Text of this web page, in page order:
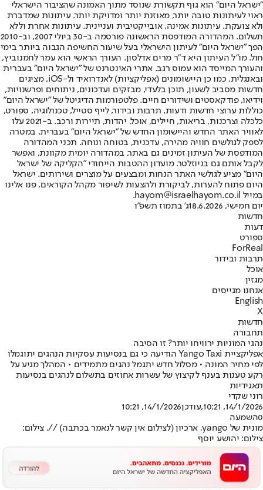
"ישראל היום" הוא גוף תקשורת שנוסד מתוך האמונה שהציבור הישראלי
ראוי לעיתונות טובה יותר, מאוזנת יותר ומדויקת יותר. עיתונות שמדברת
ולא צועקת. עיתונות אמינה, אובייקטיבית ועניינית. עיתונות אחרת וללא
תשלום. המהדורה המודפסת הראשונה פורסמה ב-30 ביולי 2007, וב-2010
הפך "ישראל היום" לעיתון הישראלי בעל שיעור החשיפה הגבוה ביותר בימי
חול. מו"ל העיתון היא ד"ר מרים אדלסון. העורך הראשי הוא עמר לחמנוביץ,
והעורך המייסד הוא עמוס רגב. אתרי האינטרנט של "ישראל היום" בעברית
ובאנגלית, כמו כן היישומונים (אפליקציות) לאנדרואיד ול-iOS, מציגים
חדשות מסביב לשעון, תוכן בלעדי, מבזקים ועדכונים, ניתוחים ופרשנויות,
וידיאו, פודקאסטים ושידורים חיים. פלטפורמות הדיגיטל של "ישראל היום"
כוללות ערוצי חדשות ודעות, תרבות ובידור, לייף סטייל, טכנולוגיה, ספורט,
כלכלה וצרכנות, בריאות, חיילים, אוכל, יהדות, תיירות ורכב. ב-2021 עלו
לאוויר האתר החדש והיישומון החדש של "ישראל היום" בעברית, במטרה
לספק לגולשים חוויה מהירה, עדכנית, בטוחה ונוחה. תכני המהדורה
המודפסת של העיתון זמינים גם באתר, במהדורה יומית מקוונת, ואפשר
לקבל אותם גם בניוזלטר. מועדון ההטבות הייחודי "הקליקה של ישראל
היום" מציע לגולשי האתר הנחות ומבצעים על מוצרים ושירותים. ישראל
היום פתוח להערות, לביקורת ולהצעות לשיפור מקהל הקוראים. פנו אלינו
במייל hayom@israelhayom.co.il.
יום חמישי, 18.6.2026
ג' בתמוז תשפ"ו
חדשות
דעות
ספורט
ForReal
תרבות ובידור
אוכל
מגזין
אנחנו מגייסים
English
X
חדשות
תחבורה
נהגי המוניות ירוויחו יותר? זו הסיבה
אפליקציית Yango Taxi הודיעה כי גם בנסיעות עסקיות הנהגים יתוגמלו
לפי מחיר המונה • מסלול חדש יתגמל נהגים מתמידים • המהלך מגיע על
רקע טענות בענף לקיצוץ של עשרות אחוזים בתשלום לנהגים בנסיעות
תאגידיות
רוני שקדי
14/1/2026, 10:21
,עודכן14/1/2026, 10:21
0השמעה
מונית של yango, ארכיון (לצילום אין קשר לנאמר בכתבה) //. צילום:
צילום: יהושע יוסף